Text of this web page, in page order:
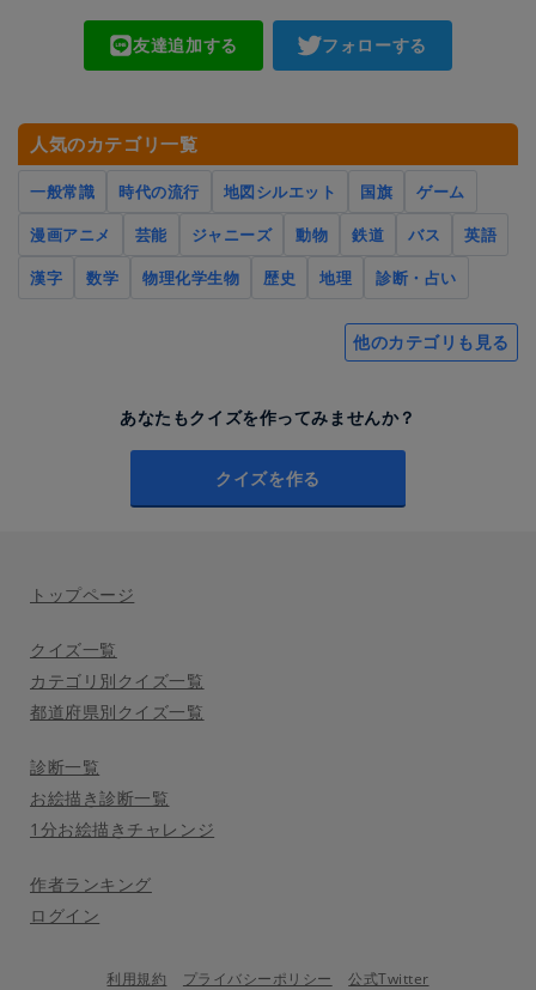
友達追加する フォローする
人気のカテゴリ一覧
一般常識 時代の流行 地図シルエット 国旗
ゲーム
漫画アニメ
芸能 ジャニーズ 動物 鉄道 バス
英語
漢字
数学 物理化学生物 歴史 地理 診断・占い
他のカテゴリも見る
あなたもクイズを作ってみませんか？
クイズを作る
トップページ
クイズ一覧
カテゴリ別クイズ一覧
都道府県別クイズ一覧
診断一覧
お絵描き診断一覧
1分お絵描きチャレンジ
作者ランキング
ログイン
利用規約 プライバシーポリシー 公式Twitter